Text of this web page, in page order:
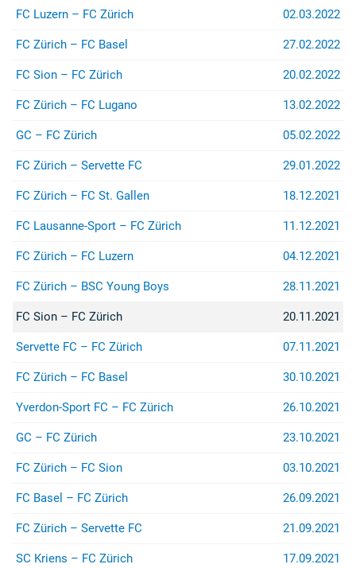
FC Luzern – FC Zürich 02.03.2022
FC Zürich – FC Basel 27.02.2022
FC Sion – FC Zürich 20.02.2022
FC Zürich – FC Lugano 13.02.2022
GC – FC Zürich 05.02.2022
FC Zürich – Servette FC 29.01.2022
FC Zürich – FC St. Gallen 18.12.2021
FC Lausanne-Sport – FC Zürich 11.12.2021
FC Zürich – FC Luzern 04.12.2021
FC Zürich – BSC Young Boys 28.11.2021
FC Sion – FC Zürich 20.11.2021
Servette FC – FC Zürich 07.11.2021
FC Zürich – FC Basel 30.10.2021
Yverdon-Sport FC – FC Zürich 26.10.2021
GC – FC Zürich 23.10.2021
FC Zürich – FC Sion 03.10.2021
FC Basel – FC Zürich 26.09.2021
FC Zürich – Servette FC 21.09.2021
SC Kriens – FC Zürich 17.09.2021